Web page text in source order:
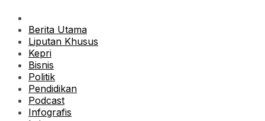
Berita Utama
Liputan Khusus
Kepri
Bisnis
Politik
Pendidikan
Podcast
Infografis